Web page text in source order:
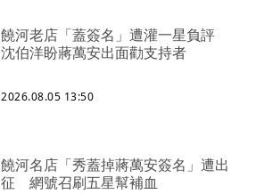
饒河老店「蓋簽名」遭灌一星負評
沈伯洋盼蔣萬安出面勸支持者
2026.08.05 13:50
饒河名店「秀蓋掉蔣萬安簽名」遭出
征 網號召刷五星幫補血